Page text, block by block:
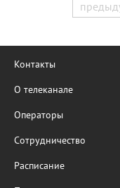
Контакты
О телеканале
Операторы
Сотрудничество
Расписание